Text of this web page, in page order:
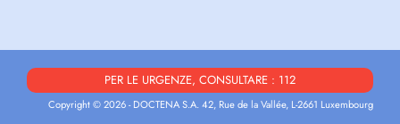
PER LE URGENZE, CONSULTARE : 112
Copyright © 2026 - DOCTENA S.A. 42, Rue de la Vallée, L-2661 Luxembourg